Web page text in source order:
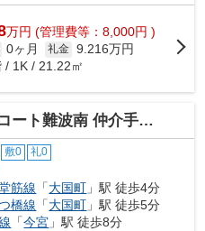
万円 (管理費等：8,000円 )
0ヶ月 礼金 9.216万円
/ 1K / 21.22㎡
難波南 仲介手数料無料
敷0 礼0
筋線 「大国町 」駅 徒歩4分
橋線 「大国町 」駅 徒歩5分
「今宮 」駅 徒歩8分